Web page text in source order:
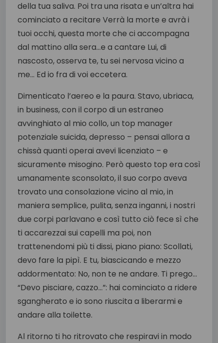
della tua saliva. Poi tra una risata e un’altra hai
cominciato a recitare Verrà la morte e avrà i
tuoi occhi, questa morte che ci accompagna
dal mattino alla sera…e a cantare Lui, di
nascosto, osserva te, tu sei nervosa vicino a
me… Ed io fra di voi eccetera.
Dimenticato l’aereo e la paura. Stavo, ubriaca,
in business, con il corpo di un estraneo
avvinghiato al mio collo, un top manager
potenziale suicida, depresso – pensai allora a
chissà quanti operai avevi licenziato – e
sicuramente misogino. Però questo top era così
umanamente sconsolato, il suo corpo aveva
trovato una consolazione vicino al mio, in
maniera semplice, pulita, senza inganni, i nostri
due corpi parlavano e così tutto ciò fece sì che
ti accarezzai sui capelli ma poi, non
trattenendomi più ti dissi, piano piano: Scollati,
devo fare la pipì. E tu, biascicando e mezzo
addormentato: No, non te ne andare. Ti prego…
“Devo pisciare, cazzo…”: hai cominciato a ridere
sgangherato e io sono riuscita a liberarmi e
andare alla toilette.
Al ritorno ti ho ritrovato che respiravi in modo